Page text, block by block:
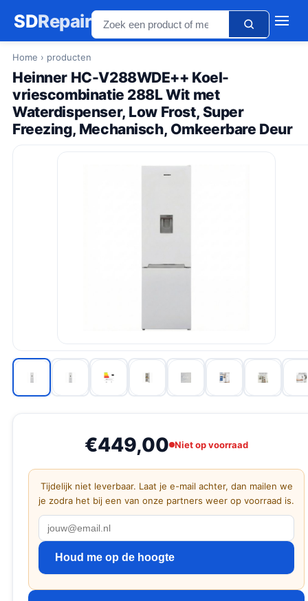
SDRepair
Home › producten
Heinner HC-V288WDE++ Koel-
vriescombinatie 288L Wit met
Waterdispenser, Low Frost, Super
Freezing, Mechanisch, Omkeerbare Deur
€449,00 Niet op voorraad
Tijdelijk niet leverbaar. Laat je e-mail achter, dan mailen we
je zodra het bij een van onze partners weer op voorraad is.
Houd me op de hoogte